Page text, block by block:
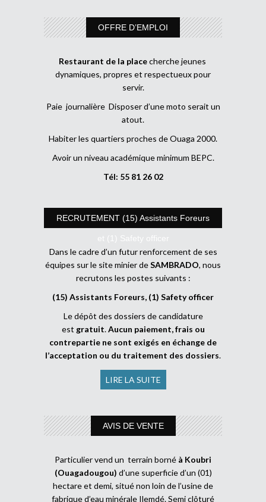
OFFRE D’EMPLOI
Restaurant de la placecherche jeunes
dynamiques, propres et respectueux pour
servir.
Paie journalière Disposer d’une moto serait un
atout.
Habiter les quartiers proches de Ouaga 2000.
Avoir un niveau académique minimum BEPC.
Tél: 55 81 26 02
RECRUTEMENT (15) Assistants Foreurs
et (1) Safety officer
Dans le cadre d’un futur renforcement de ses
équipes sur le site minier deSAMBRADO, nous
recrutons les postes suivants :
(15) Assistants Foreurs, (1) Safety officer
Le dépôt des dossiers de candidature
est gratuit.Aucun paiement, frais ou
contrepartie ne sont exigés en échange de
l’acceptation ou du traitement des dossiers.
LIRE LA SUITE
AVIS DE VENTE
Particulier vend un terrain borné à Koubri
(Ouagadougou) d’une superficie d’un (01)
hectare et demi, situé non loin de l’usine de
fabrique d’eau minérale Ilemdé. Semi clôturé